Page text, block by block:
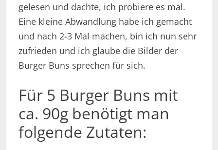
gelesen und dachte, ich probiere es mal.
Eine kleine Abwandlung habe ich gemacht
und nach 2-3 Mal machen, bin ich nun sehr
zufrieden und ich glaube die Bilder der
Burger Buns sprechen für sich.
Für 5 Burger Buns mit
ca. 90g benötigt man
folgende Zutaten: